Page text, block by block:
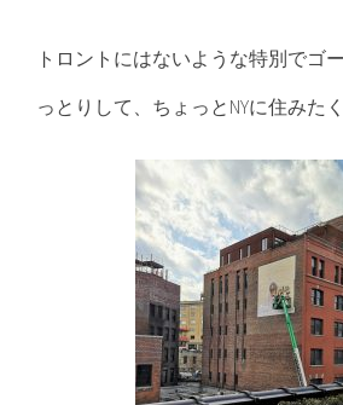
トロントにはないような特別でゴ
っとりして、ちょっとNYに住みた